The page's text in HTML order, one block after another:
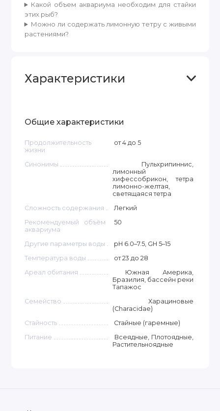
Какой объем аквариума необходим для стайки
этих рыб?
Можно ли содержать лимонную тетру с живыми
растениями?
Характеристики
Общие характеристики
Продолжительность
жизни
от 4 до 5
Синонимы
Пульхрипиннис,
лимонный
хифессобрикон, тетра
лимонно-желтая,
светящаяся тетра
Сложность содержания
Легкий
Рекомендуемый объём
аквариума
50
Другие параметры воды
pH 6.0–7.5, GH 5–15
Температура воды
от 23 до 28
Ареал обитания
Южная Америка,
Бразилия, бассейн реки
Тапажос
Семейство
Харациновые
(Characidae)
Стайность
Стайные (гаремные)
Питание
Всеядные, Плотоядные,
Растительноядные